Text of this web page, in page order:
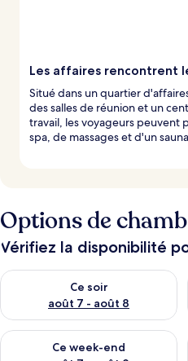
Les affaires rencontrent
Situé dans un quartier
des salles de réunion et un
travail, les voyageurs peuvent
spa, de massages et d'un sauna.
Options de
Vérifiez la disponibilité
Ce soir
août 7 - août 8
Vérifier la disponibilité pour ce
Ce week-end
Vérifier la disponibilité pour ce